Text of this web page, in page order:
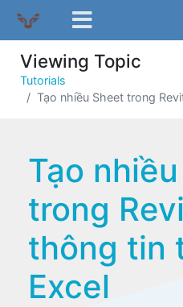
Viewing Topic
Tutorials
Tạo nhiều Sheet trong
Tạo
trong
thông tin
Excel